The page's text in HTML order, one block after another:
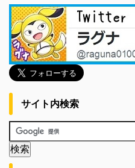
サイト内検索